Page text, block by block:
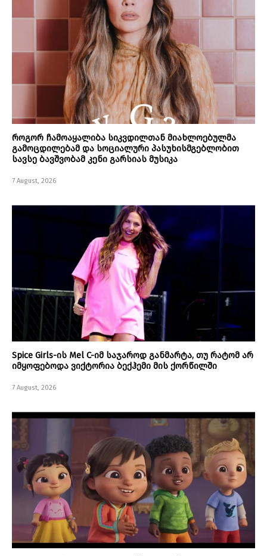
როგორ ჩამოაყალიბა სიკვდილთან მიახლოებულმა
გამოცდილებამ და სოციალური პასუხისმგებლობით
სავსე ბავშვობამ კენი გარსიას მუსიკა
7 August, 2026
Spice Girls-ის Mel C-იმ საჯაროდ განმარტა, თუ რატომ არ
იმყოფებოდა ვიქტორია ბექჰემი მის ქორწილში
7 August, 2026